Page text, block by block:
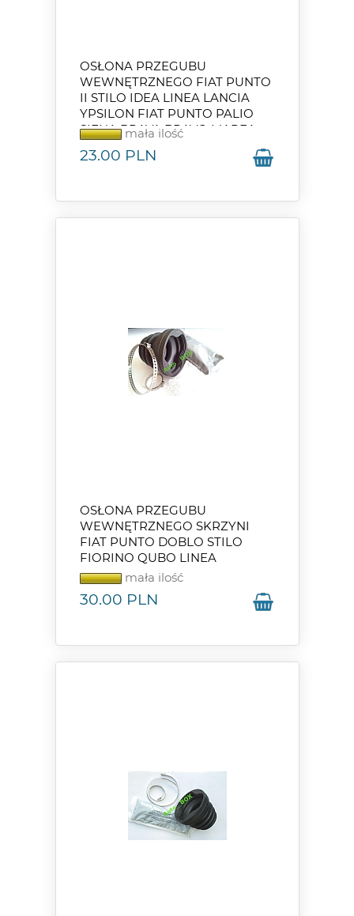
OSŁONA PRZEGUBU
WEWNĘTRZNEGO FIAT PUNTO
II STILO IDEA LINEA LANCIA
YPSILON FIAT PUNTO PALIO
SIENA BRAVA BRAVO MAREA
mała ilość
23.00 PLN
OSŁONA PRZEGUBU
WEWNĘTRZNEGO SKRZYNI
FIAT PUNTO DOBLO STILO
FIORINO QUBO LINEA
mała ilość
30.00 PLN